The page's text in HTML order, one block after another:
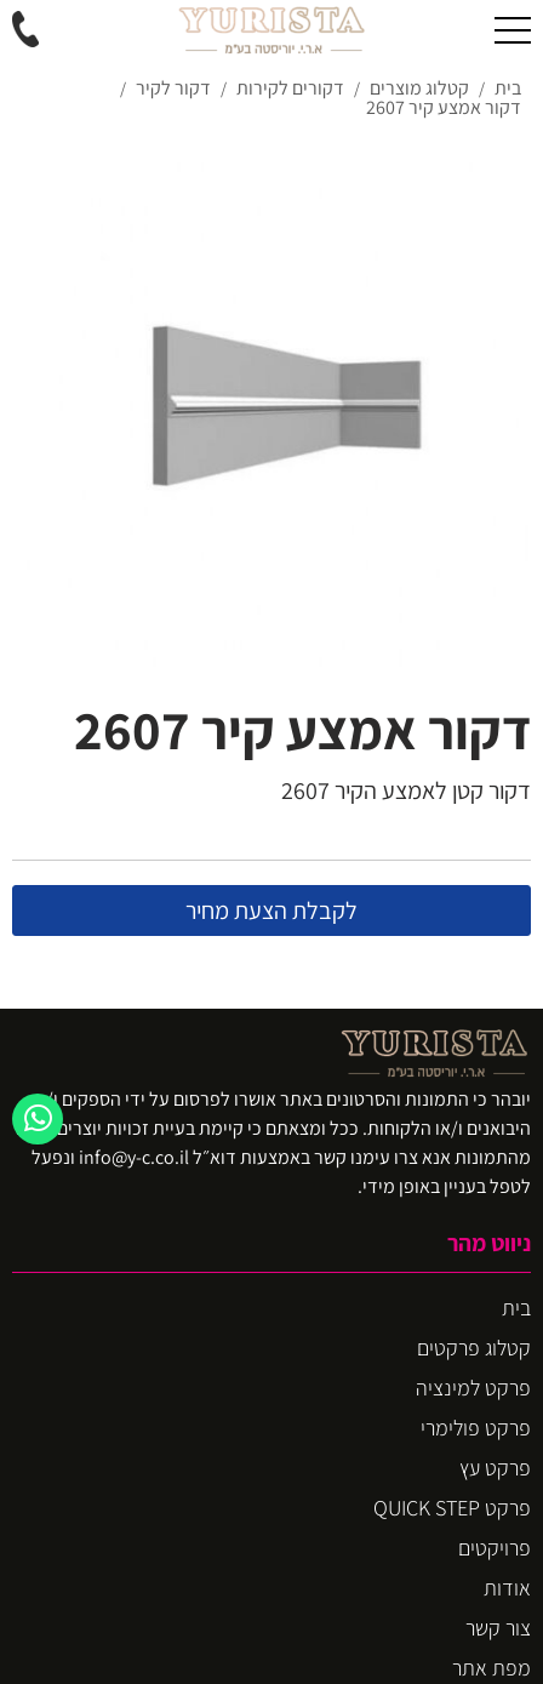
בית / קטלוג מוצרים / דקורים לקירות / דקור לקיר /
דקור אמצע קיר 2607
דקור אמצע קיר 2607
דקור קטן לאמצע הקיר 2607
לקבלת הצעת מחיר
יובהר כי התמונות והסרטונים באתר אושרו לפרסום על ידי הספקים ו/או
היבואנים ו/או הלקוחות. ככל ומצאתם כי קיימת בעיית זכויות יוצרים באיזו
מהתמונות אנא צרו עימנו קשר באמצעות דוא״ל info@y-c.co.il ונפעל
לטפל בעניין באופן מידי.
ניווט מהר
בית
קטלוג פרקטים
פרקט למינציה
פרקט פולימרי
פרקט עץ
פרקט QUICK STEP
פרויקטים
אודות
צור קשר
מפת אתר